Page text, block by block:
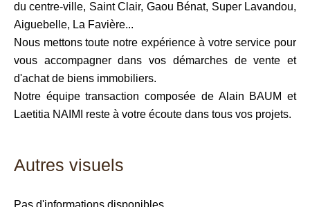
du centre-ville, Saint Clair, Gaou Bénat, Super Lavandou,
Aiguebelle, La Favière...
Nous mettons toute notre expérience à votre service pour
vous accompagner dans vos démarches de vente et
d'achat de biens immobiliers.
Notre équipe transaction composée de Alain BAUM et
Laetitia NAIMI reste à votre écoute dans tous vos projets.
Autres visuels
Pas d'informations disponibles